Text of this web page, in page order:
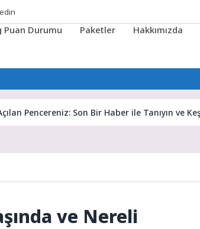
Puan Durumu Paketler Hakkımızda
Son Bir Haber ile Tanıyın ve Keşfedin
ve Nereli